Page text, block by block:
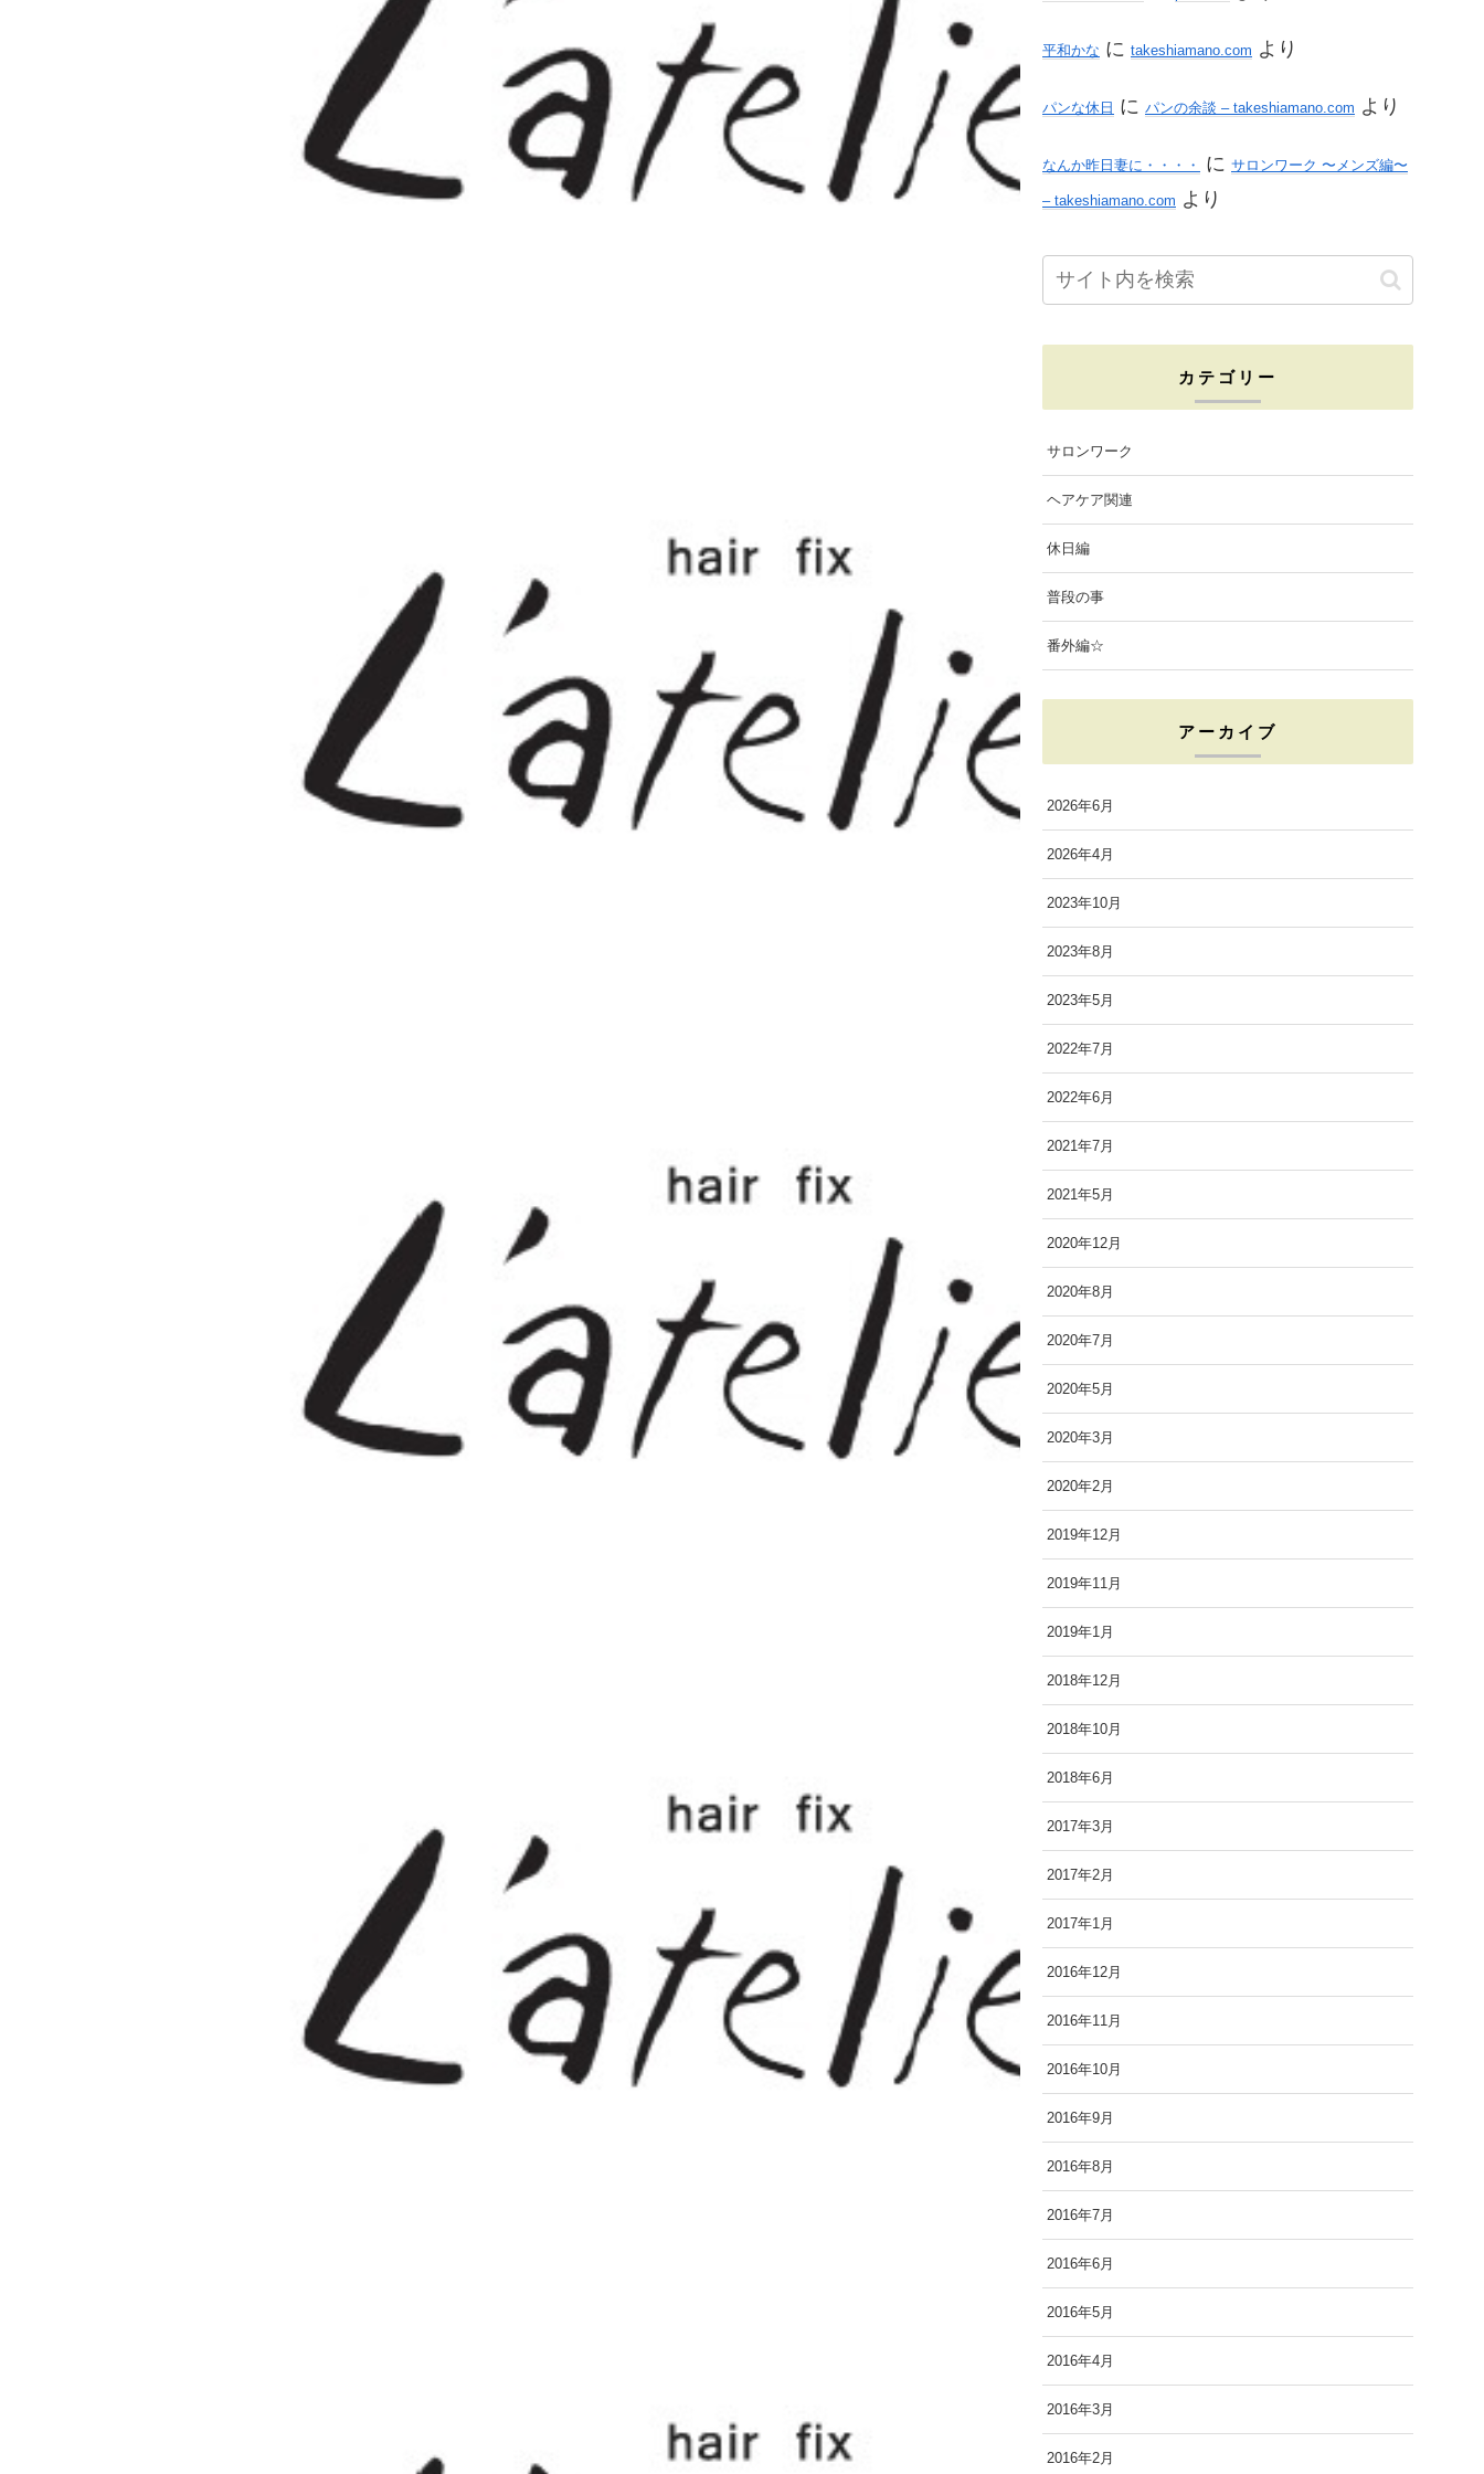
平和かな に takeshiamano.com より
パンな休日 に パンの余談 – takeshiamano.com より
なんか昨日妻に・・・・ に サロンワーク 〜メンズ編〜
– takeshiamano.com より
カテゴリー
サロンワーク
ヘアケア関連
休日編
普段の事
番外編☆
アーカイブ
2026年6月
2026年4月
2023年10月
2023年8月
2023年5月
2022年7月
2022年6月
2021年7月
2021年5月
2020年12月
2020年8月
2020年7月
2020年5月
2020年3月
2020年2月
2019年12月
2019年11月
2019年1月
2018年12月
2018年10月
2018年6月
2017年3月
2017年2月
2017年1月
2016年12月
2016年11月
2016年10月
2016年9月
2016年8月
2016年7月
2016年6月
2016年5月
2016年4月
2016年3月
2016年2月